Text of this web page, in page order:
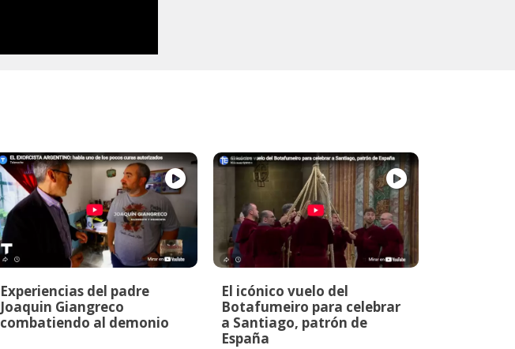
Experiencias del padre
Joaquin Giangreco
combatiendo al demonio
El icónico vuelo del
Botafumeiro para celebrar
a Santiago, patrón de
España